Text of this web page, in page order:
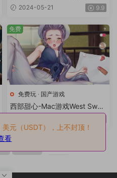
E 2 for mac【VIP专享SLG国
风解谜无马互动画风赞动态免s
team站长推荐赠windows版】
2024-05-21 9.9
免费玩 · 国产游戏
西部甜心-Mac游戏West Swee
ty for mac【休闲互动H调教无
马动态声优作弊免steam高清
站长推荐/免费玩/赠windows
免费
元（USDT），上不封顶！
看